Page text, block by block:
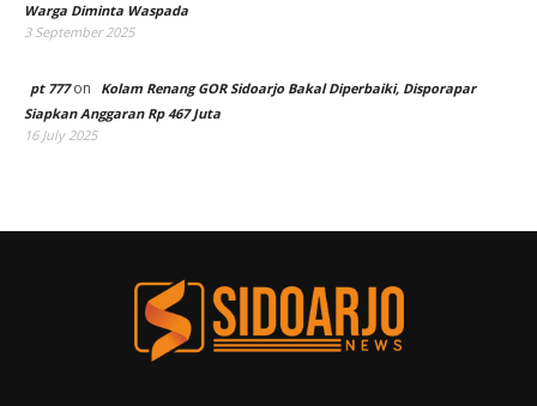
Warga Diminta Waspada
3 September 2025
pt 777on
Kolam Renang GOR Sidoarjo Bakal Diperbaiki, Disporapar
Siapkan Anggaran Rp 467 Juta
16 July 2025